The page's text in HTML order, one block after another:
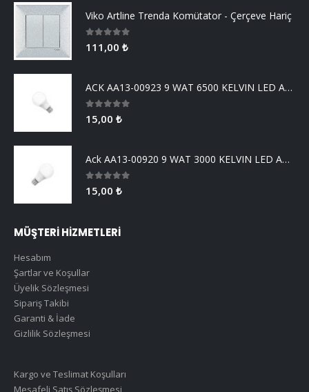
Viko Artline Trenda Komütator - Çerçeve Hariç
5 üzerinden
111,00 ₺
ACK AA13-00923 9 WAT 6500 KELVIN LED AMPUL
5 üzerinden
15,00 ₺
Ack AA13-00920 9 WAT 3000 KELVIN LED AMPUL
5 üzerinden
15,00 ₺
MÜŞTERİ HİZMETLERİ
Hesabım
Şartlar ve Koşullar
Üyelik Sözleşmesi
Sipariş Takibi
Garanti & İade
Gizlilik Sözleşmesi
Kargo ve Teslimat Koşulları
Mesafeli Satış Sözleşmesi